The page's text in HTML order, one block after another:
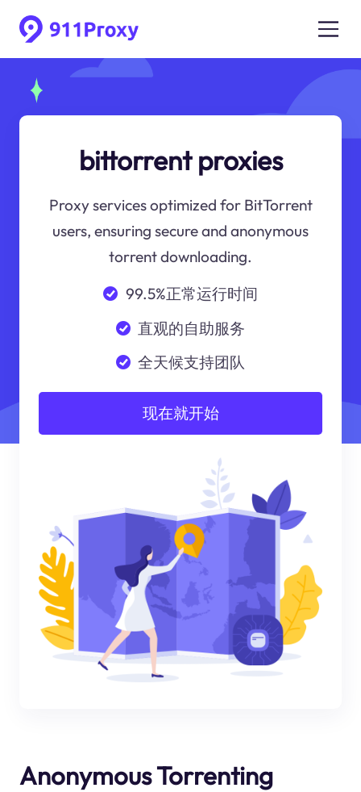
bittorrent proxies
Proxy services optimized for BitTorrent
users, ensuring secure and anonymous
torrent downloading.
99.5%正常运行时间
直观的自助服务
全天候支持团队
现在就开始
Anonymous Torrenting